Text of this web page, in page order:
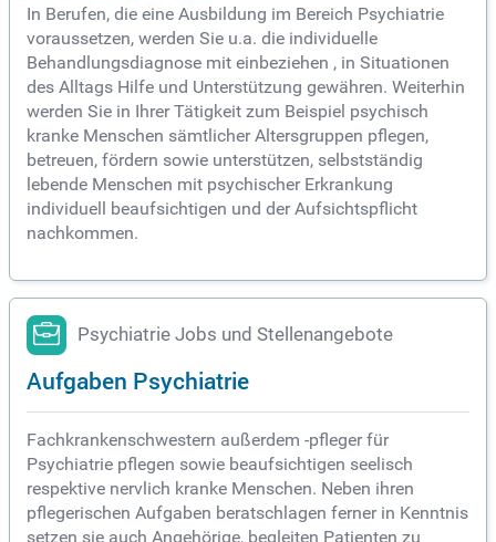
In Berufen, die eine Ausbildung im Bereich Psychiatrie
voraussetzen, werden Sie u.a. die individuelle
Behandlungsdiagnose mit einbeziehen , in Situationen
des Alltags Hilfe und Unterstützung gewähren. Weiterhin
werden Sie in Ihrer Tätigkeit zum Beispiel psychisch
kranke Menschen sämtlicher Altersgruppen pflegen,
betreuen, fördern sowie unterstützen, selbstständig
lebende Menschen mit psychischer Erkrankung
individuell beaufsichtigen und der Aufsichtspflicht
nachkommen.
Psychiatrie Jobs und Stellenangebote
Aufgaben Psychiatrie
Fachkrankenschwestern außerdem -pfleger für
Psychiatrie pflegen sowie beaufsichtigen seelisch
respektive nervlich kranke Menschen. Neben ihren
pflegerischen Aufgaben beratschlagen ferner in Kenntnis
setzen sie auch Angehörige, begleiten Patienten zu